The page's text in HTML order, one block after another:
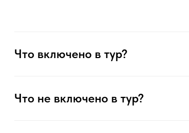
Что включено в тур?
Что не включено в тур?